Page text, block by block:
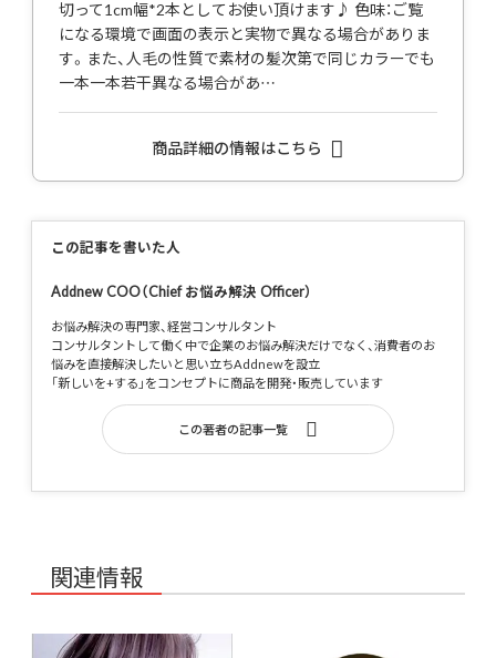
切って1cm幅*2本としてお使い頂けます♪ 色味：ご覧
になる環境で画面の表示と実物で異なる場合がありま
す。また、人毛の性質で素材の髪次第で同じカラーでも
一本一本若干異なる場合があ…
商品詳細の情報はこちら
この記事を書いた人
Addnew COO（Chief お悩み解決 Officer）
お悩み解決の専門家、経営コンサルタント
コンサルタントして働く中で企業のお悩み解決だけでなく、消費者のお
悩みを直接解決したいと思い立ちAddnewを設立
「新しいを+する」をコンセプトに商品を開発・販売しています
この著者の記事一覧
関連情報